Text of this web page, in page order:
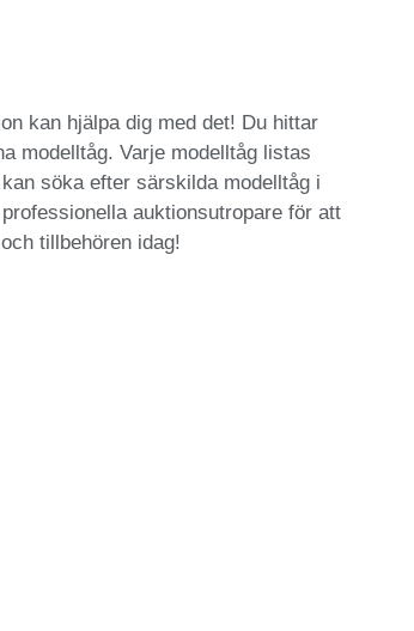
kan hjälpa dig med det! Du hittar
modelltåg. Varje modelltåg listas
söka efter särskilda modelltåg i
auktionsutropare för att
tillbehören idag!